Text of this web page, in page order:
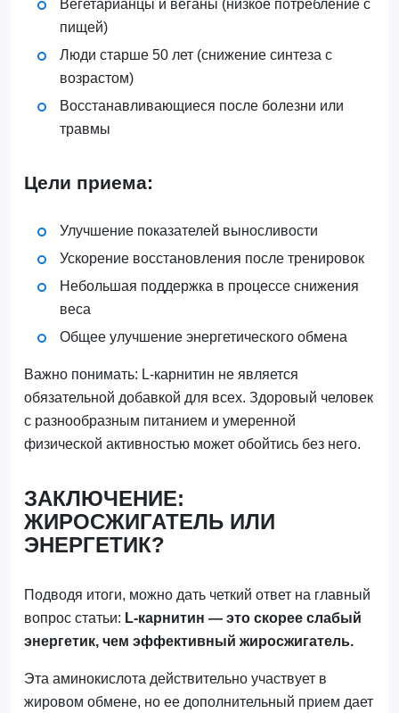
Вегетарианцы и веганы (низкое потребление с
пищей)
Люди старше 50 лет (снижение синтеза с
возрастом)
Восстанавливающиеся после болезни или
травмы
Цели приема:
Улучшение показателей выносливости
Ускорение восстановления после тренировок
Небольшая поддержка в процессе снижения
веса
Общее улучшение энергетического обмена
Важно понимать: L-карнитин не является
обязательной добавкой для всех. Здоровый человек
с разнообразным питанием и умеренной
физической активностью может обойтись без него.
ЗАКЛЮЧЕНИЕ:
ЖИРОСЖИГАТЕЛЬ ИЛИ
ЭНЕРГЕТИК?
Подводя итоги, можно дать четкий ответ на главный
вопрос статьи: L-карнитин — это скорее слабый
энергетик, чем эффективный жиросжигатель.
Эта аминокислота действительно участвует в
жировом обмене, но ее дополнительный прием дает